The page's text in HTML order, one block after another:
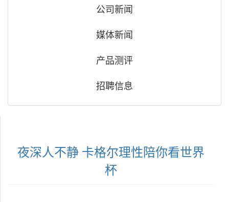
公司新闻
媒体新闻
产品测评
招聘信息
夜深人不静 卡格尔理性陪你看世界
杯